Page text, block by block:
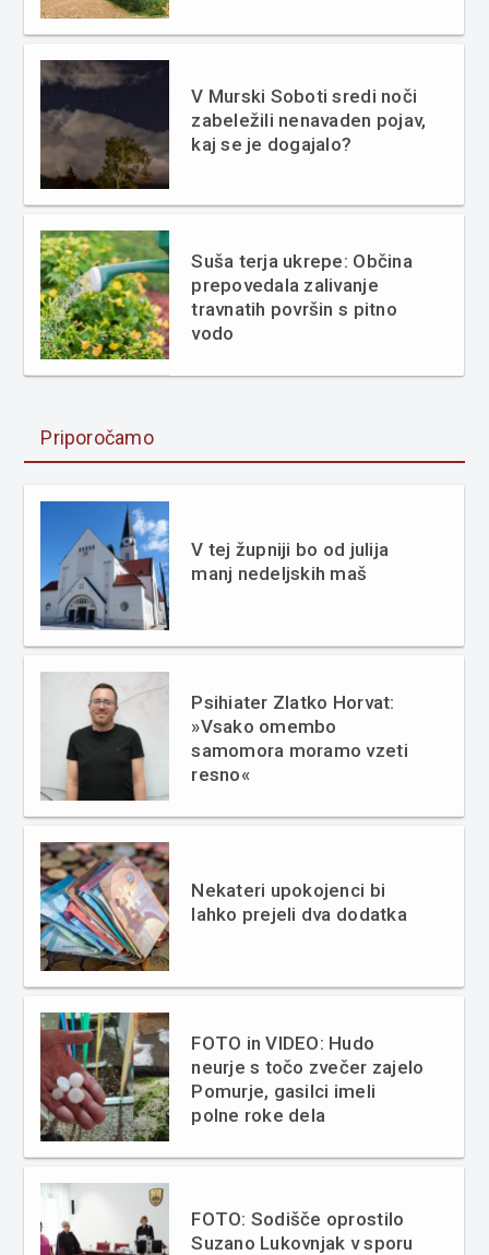
V Murski Soboti sredi noči
zabeležili nenavaden pojav,
kaj se je dogajalo?
Suša terja ukrepe: Občina
prepovedala zalivanje
travnatih površin s pitno
vodo
Priporočamo
V tej župniji bo od julija
manj nedeljskih maš
Psihiater Zlatko Horvat:
»Vsako omembo
samomora moramo vzeti
resno«
Nekateri upokojenci bi
lahko prejeli dva dodatka
FOTO in VIDEO: Hudo
neurje s točo zvečer zajelo
Pomurje, gasilci imeli
polne roke dela
FOTO: Sodišče oprostilo
Suzano Lukovnjak v sporu